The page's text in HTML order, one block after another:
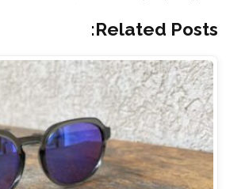
Related Posts: